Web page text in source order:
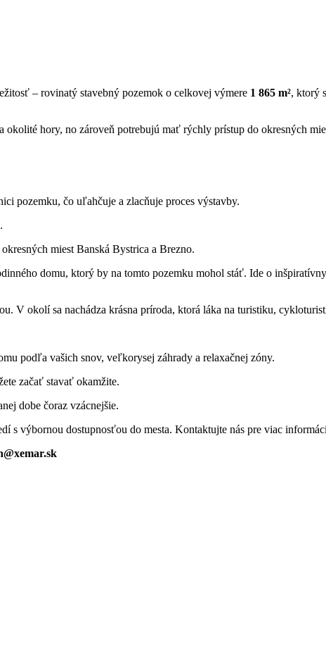
– rovinatý stavebný pozemok o celkovej výmere 1 865 m², ktorý
hory, no zároveň potrebujú mať rýchly prístup do okresných
pozemku, čo uľahčuje a zlacňuje proces výstavby.
miest Banská Bystrica a Brezno.
domu, ktorý by na tomto pozemku mohol stáť. Ide o
V okolí sa nachádza krásna príroda, ktorá láka na turistiku,
podľa vašich snov, veľkorysej záhrady a relaxačnej zóny.
začať stavať okamžite.
dobe čoraz vzácnejšie.
s výbornou dostupnosťou do mesta. Kontaktujte nás pre viac